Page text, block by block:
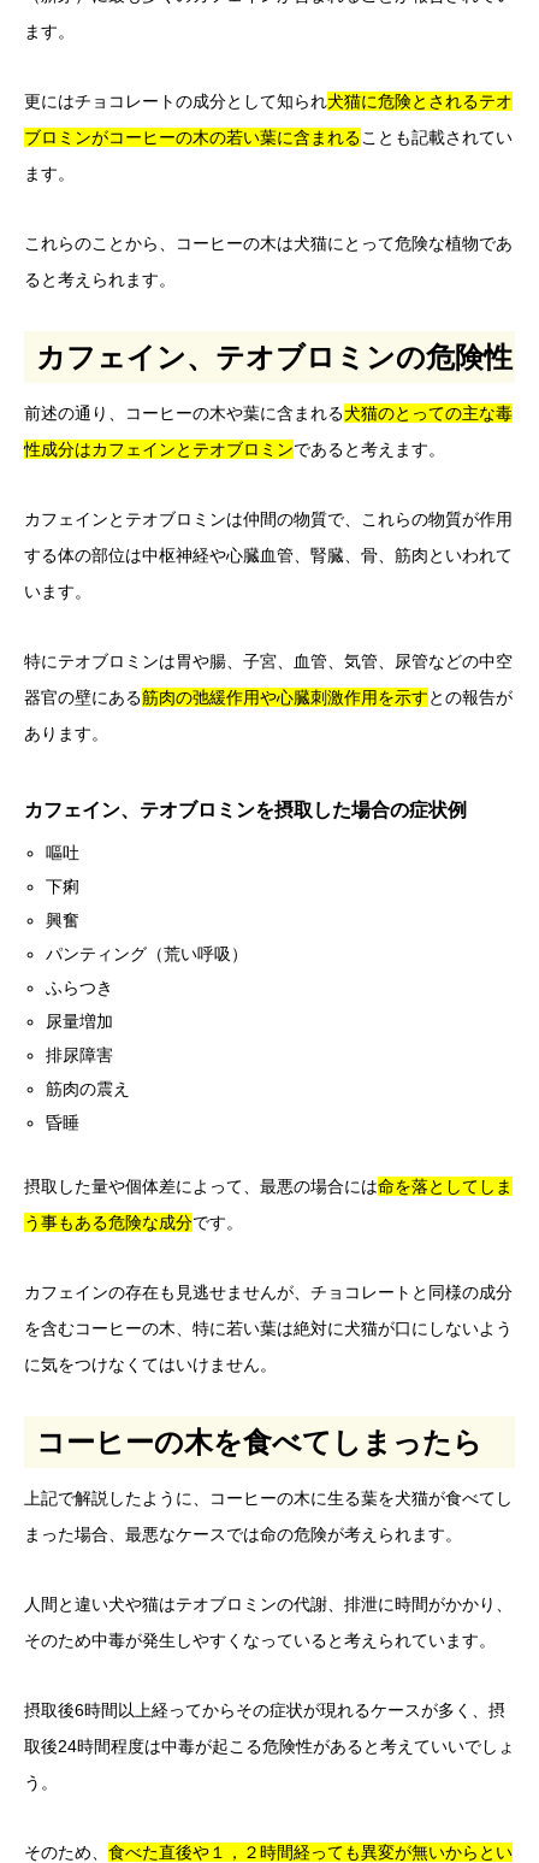
ます。
更にはチョコレートの成分として知られ犬猫に危険とされるテオ
ブロミンがコーヒーの木の若い葉に含まれることも記載されてい
ます。
これらのことから、コーヒーの木は犬猫にとって危険な植物であ
ると考えられます。
カフェイン、テオブロミンの危険性
前述の通り、コーヒーの木や葉に含まれる犬猫のとっての主な毒
性成分はカフェインとテオブロミンであると考えます。
カフェインとテオブロミンは仲間の物質で、これらの物質が作用
する体の部位は中枢神経や心臓血管、腎臓、骨、筋肉といわれて
います。
特にテオブロミンは胃や腸、子宮、血管、気管、尿管などの中空
器官の壁にある筋肉の弛緩作用や心臓刺激作用を示すとの報告が
あります。
カフェイン、テオブロミンを摂取した場合の症状例
嘔吐
下痢
興奮
パンティング（荒い呼吸）
ふらつき
尿量増加
排尿障害
筋肉の震え
昏睡
摂取した量や個体差によって、最悪の場合には命を落としてしま
う事もある危険な成分です。
カフェインの存在も見逃せませんが、チョコレートと同様の成分
を含むコーヒーの木、特に若い葉は絶対に犬猫が口にしないよう
に気をつけなくてはいけません。
コーヒーの木を食べてしまったら
上記で解説したように、コーヒーの木に生る葉を犬猫が食べてし
まった場合、最悪なケースでは命の危険が考えられます。
人間と違い犬や猫はテオブロミンの代謝、排泄に時間がかかり、
そのため中毒が発生しやすくなっていると考えられています。
摂取後6時間以上経ってからその症状が現れるケースが多く、摂
取後24時間程度は中毒が起こる危険性があると考えていいでしょ
う。
そのため、 食べた直後や１，２時間経っても異変が無いからとい